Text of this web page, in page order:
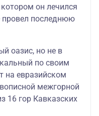
котором он лечился
последнюю
оазис, но не в
по своим
на евразийском
межгорной
16 гор Кавказских